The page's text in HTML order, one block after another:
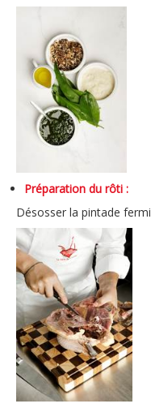
Préparation du rôti :
Désosser la pintade